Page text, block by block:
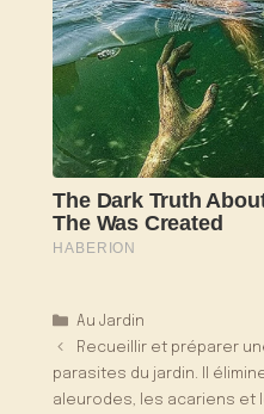
Catégories
Au Jardin
Recueillir et préparer
parasites du jardin. Il
aleurodes, les acariens et